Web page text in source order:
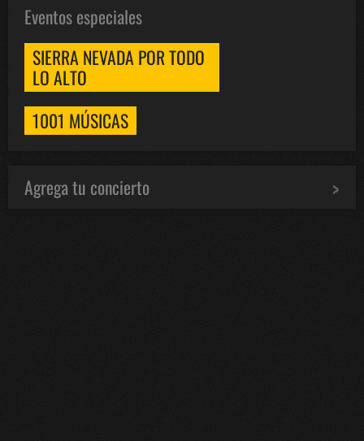
Eventos especiales
SIERRA NEVADA POR TODO
LO ALTO
1001 MÚSICAS
Agrega tu concierto